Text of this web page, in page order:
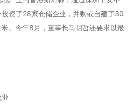
资了28家仓储企业，并购或自建了30
。今年8月，董事长马明哲还要求以最